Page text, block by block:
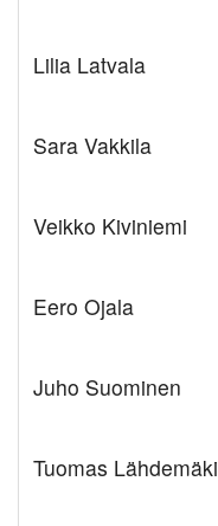
Lilia Latvala
Sara Vakkila
Veikko Kiviniemi
Eero Ojala
Juho Suominen
Tuomas Lähdemäki